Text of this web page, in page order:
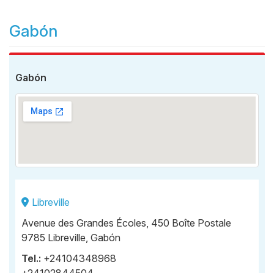
Gabón
Gabón
Libreville
Avenue des Grandes Écoles, 450 Boîte Postale
9785 Libreville, Gabón
Tel.: +24104348968